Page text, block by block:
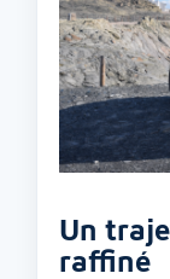
Un
raffiné